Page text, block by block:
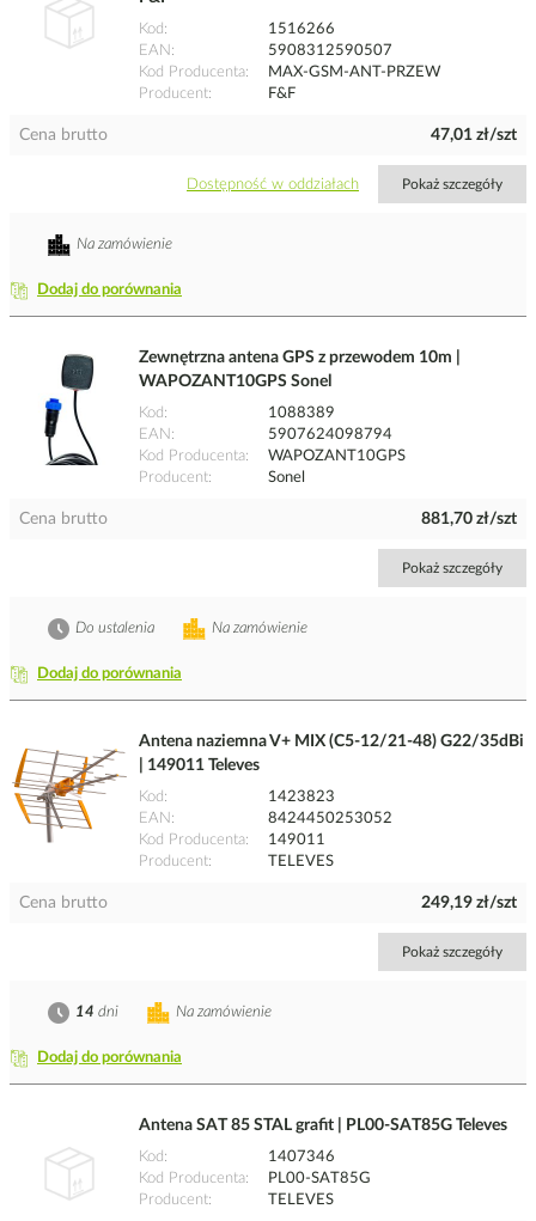
Kod
1516266
EAN
5908312590507
Kod Producenta
MAX-GSM-ANT-PRZEW
Producent
F&F
Cena brutto 47,01 zł/szt
Dostępność w oddziałach Pokaż szczegóły
Dodaj do porównania
Na zamówienie
Zewnętrzna antena GPS z przewodem 10m |
WAPOZANT10GPS Sonel
Kod
1088389
EAN
5907624098794
Kod Producenta
WAPOZANT10GPS
Producent
Sonel
Cena brutto 881,70 zł/szt
Pokaż szczegóły
Dodaj do porównania
Na zamówienie
Do ustalenia
Antena naziemna V+ MIX (C5-12/21-48) G22/35dBi
| 149011 Televes
Kod
1423823
EAN
8424450253052
Kod Producenta
149011
Producent
TELEVES
Cena brutto 249,19 zł/szt
Pokaż szczegóły
Dodaj do porównania
Na zamówienie
14 dni
Antena SAT 85 STAL grafit | PL00-SAT85G Televes
Kod
1407346
Kod Producenta
PL00-SAT85G
Producent
TELEVES